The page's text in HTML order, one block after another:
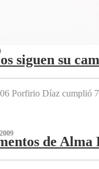
siguen su
Porfirio Díaz cumplió
de Alma